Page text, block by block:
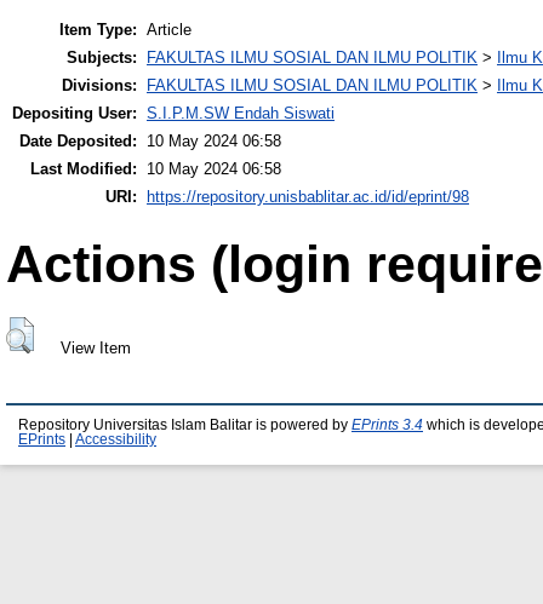
Item Type: Article
Subjects:
FAKULTAS ILMU SOSIAL DAN ILMU POLITIK >
Ilmu
Divisions:
FAKULTAS ILMU SOSIAL DAN ILMU POLITIK >
Ilmu
Depositing User: S.I.P.M.SW Endah Siswati
Date Deposited:
10 May 2024 06:58
Last Modified:
10 May 2024 06:58
URI:
https://repository.unisbablitar.ac.id/id/eprint/98
Actions (login
View Item
Repository Universitas Islam Balitar is powered by EPrints 3.4 which is
EPrints
Accessibility